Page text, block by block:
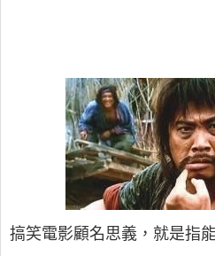
搞笑電影顧名思義，就是指